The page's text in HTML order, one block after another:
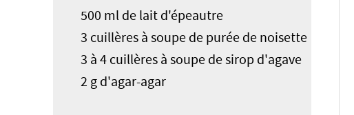
500 ml de lait d'épeautre
3 cuillères à soupe de purée de noisette
3 à 4 cuillères à soupe de sirop d'agave
2 g d'agar-agar